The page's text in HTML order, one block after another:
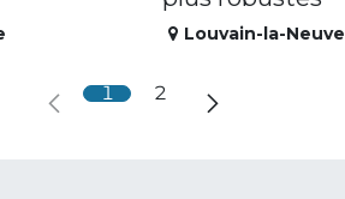
Louvain-la-Neuve
1 2